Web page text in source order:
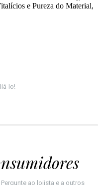
e Pureza do Material,
lo!
ao lojista e a outros